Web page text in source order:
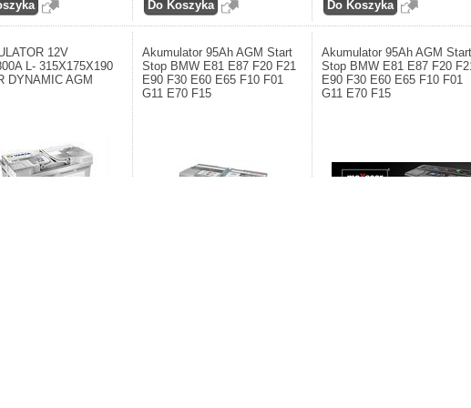
12V
L- 315X175X190
DYNAMIC AGM
Akumulator 95Ah AGM Start
Stop BMW E81 E87 F20 F21
E90 F30 E60 E65 F10 F01
G11 E70 F15
Akumulator 95Ah AGM Start
Stop BMW E81 E87 F20
E90 F30 E60 E65 F10 F01
G11 E70 F15